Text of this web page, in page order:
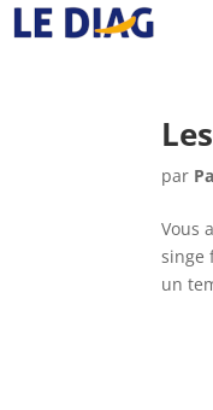
par
Vous
singe
un